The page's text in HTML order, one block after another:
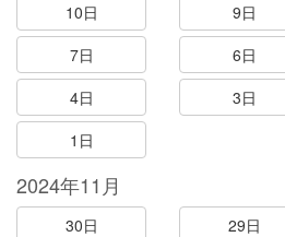
10日
9日
7日
6日
4日
3日
1日
2024年11月
30日 29日